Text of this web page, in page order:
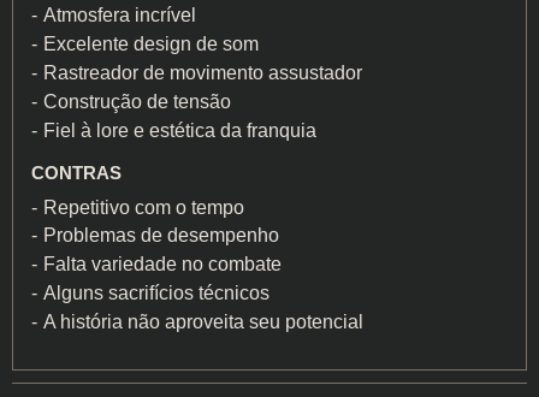
Atmosfera incrível
Excelente design de som
Rastreador de movimento assustador
Construção de tensão
Fiel à lore e estética da franquia
CONTRAS
Repetitivo com o tempo
Problemas de desempenho
Falta variedade no combate
Alguns sacrifícios técnicos
A história não aproveita seu potencial